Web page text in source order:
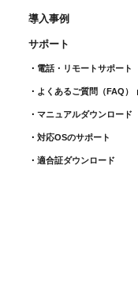
導入事例
サポート
電話・リモートサポート
よくあるご質問（FAQ）
マニュアルダウンロード
対応OSのサポート
適合証ダウンロード